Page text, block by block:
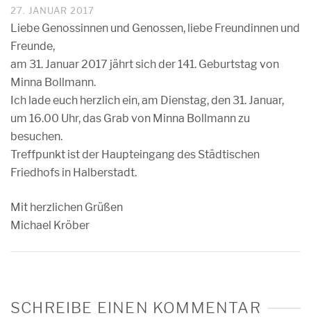
27. JANUAR 2017
Liebe Genossinnen und Genossen, liebe Freundinnen und
Freunde,
am 31. Januar 2017 jährt sich der 141. Geburtstag von
Minna Bollmann.
Ich lade euch herzlich ein, am Dienstag, den 31. Januar,
um 16.00 Uhr, das Grab von Minna Bollmann zu
besuchen.
Treffpunkt ist der Haupteingang des Städtischen
Friedhofs in Halberstadt.
Mit herzlichen Grüßen
Michael Kröber
SCHREIBE EINEN KOMMENTAR